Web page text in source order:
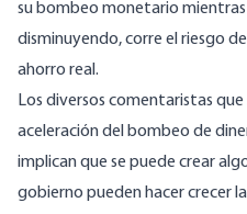
su bombeo monetario
disminuyendo, corre el riesgo
ahorro real.
Los diversos comentaristas
aceleración del bombeo de
implican que se puede crear
gobierno pueden hacer crecer